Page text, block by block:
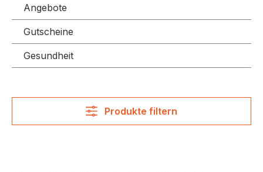
Angebote
Gutscheine
Gesundheit
Produkte filtern